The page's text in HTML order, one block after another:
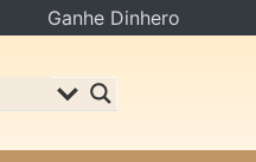
Ganhe Dinhero